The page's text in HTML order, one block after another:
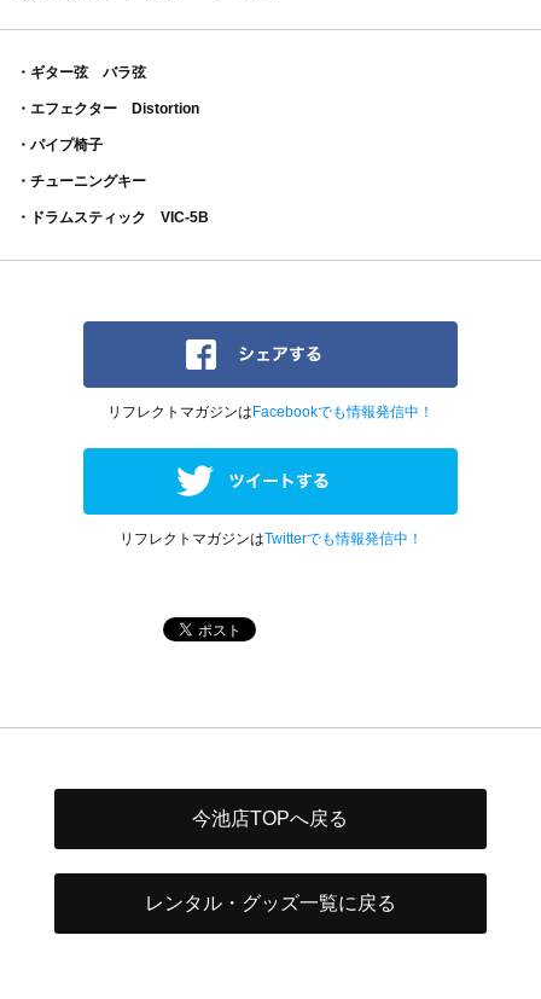
・ギター弦 バラ弦
・エフェクター Distortion
・パイプ椅子
・チューニングキー
・ドラムスティック VIC-5B
リフレクトマガジンはFacebookでも情報発信中！
リフレクトマガジンはTwitterでも情報発信中！
今池店TOPへ戻る
レンタル・グッズ一覧に戻る